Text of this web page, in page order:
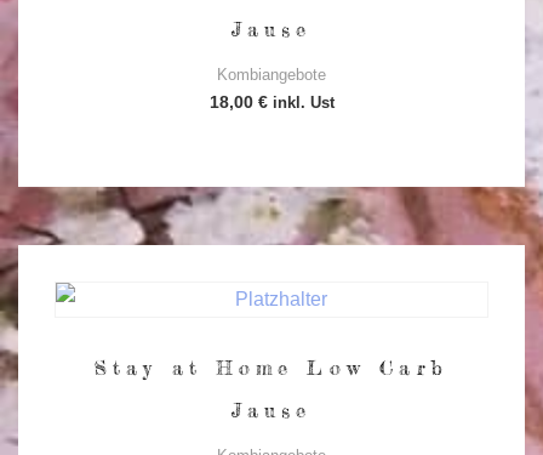
Jause
Kombiangebote
18,00 € inkl. Ust
Stay at Home Low Carb
Jause